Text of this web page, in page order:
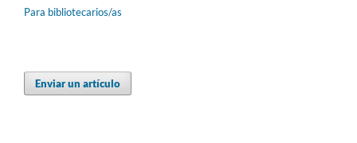
Para bibliotecarios/as
Enviar un artículo